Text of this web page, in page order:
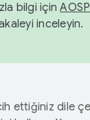
bilgi için
inceleyin.
ettiğiniz dile